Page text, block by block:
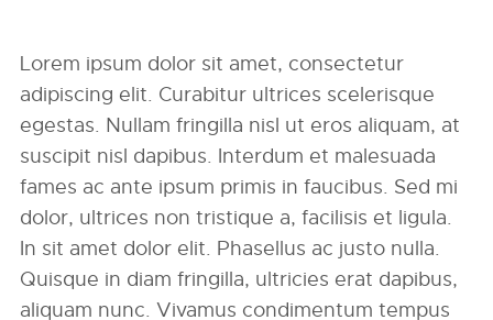
Lorem ipsum dolor sit amet, consectetur
adipiscing elit. Curabitur ultrices scelerisque
egestas. Nullam fringilla nisl ut eros aliquam, at
suscipit nisl dapibus. Interdum et malesuada
fames ac ante ipsum primis in faucibus. Sed mi
dolor, ultrices non tristique a, facilisis et ligula.
In sit amet dolor elit. Phasellus ac justo nulla.
Quisque in diam fringilla, ultricies erat dapibus,
aliquam nunc. Vivamus condimentum tempus